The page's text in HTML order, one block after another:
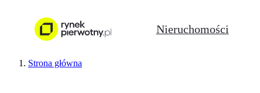
Nieruchomości
Strona główna